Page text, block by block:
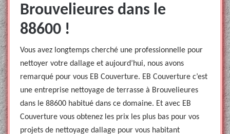
Brouvelieures dans le
88600 !
Vous avez longtemps cherché une professionnelle pour
nettoyer votre dallage et aujourd’hui, nous avons
remarqué pour vous EB Couverture. EB Couverture c’est
une entreprise nettoyage de terrasse à Brouvelieures
dans le 88600 habitué dans ce domaine. Et avec EB
Couverture vous obtenez les prix les plus bas pour vos
projets de nettoyage dallage pour vous habitant